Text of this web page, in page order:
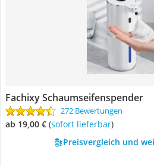
Fachixy Schaumseifenspender
272 Bewertungen
ab 19,00 € ( Sofort lieferbar)
Preisvergleich und